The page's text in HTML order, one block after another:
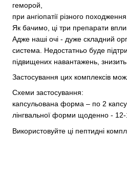
геморой,
при ангіопатії різного походження.
Як бачимо, ці три препарати
Адже наші очі - дуже складний
система. Недостатньо буде
підвищених навантажень, знизить
Застосування цих комплексів
Схеми застосування:
капсульована форма – по 2
лінгвальної форми щоденно -
Використовуйте ці пептидні